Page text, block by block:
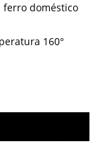
ferro doméstico
160°